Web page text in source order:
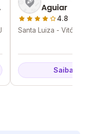
Aguiar
4.8
Santa Luiza - Vitória -
Saiba